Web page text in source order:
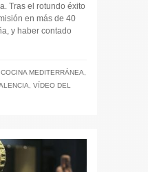
Tras el rotundo éxito
en más de 40
y haber contado
COCINA MEDITERRÁNEA
VÍDEO DEL